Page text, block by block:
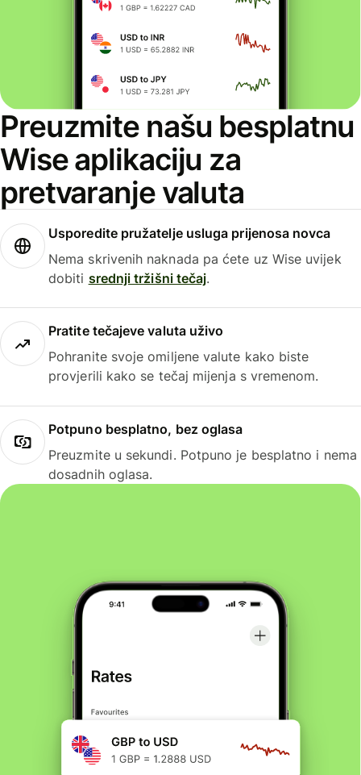
Preuzmite našu besplatnu
Wise aplikaciju za
pretvaranje valuta
Usporedite pružatelje usluga prijenosa novca
Nema skrivenih naknada pa ćete uz Wise uvijek
dobiti srednji tržišni tečaj.
Pratite tečajeve valuta uživo
Pohranite svoje omiljene valute kako biste
provjerili kako se tečaj mijenja s vremenom.
Potpuno besplatno, bez oglasa
Preuzmite u sekundi. Potpuno je besplatno i nema
dosadnih oglasa.